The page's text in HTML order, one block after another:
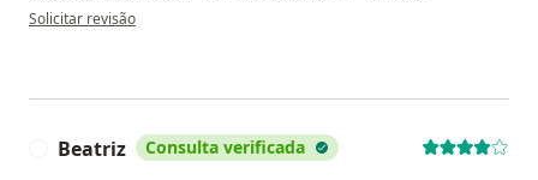
na opinião do utilizador Wilma Chagas
Solicitar revisão
Beatriz Consulta verificada